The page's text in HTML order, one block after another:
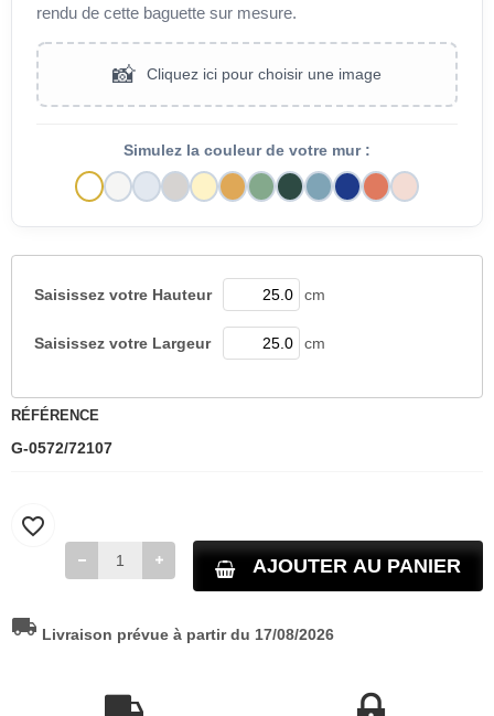
rendu de cette baguette sur mesure.
📸 Cliquez ici pour choisir une image
Simulez la couleur de votre mur :
Saisissez votre Hauteur cm
Saisissez votre Largeur cm
RÉFÉRENCE
G-0572/72107
AJOUTER AU PANIER
favorite_border
local_shipping Livraison prévue à partir du 17/08/2026